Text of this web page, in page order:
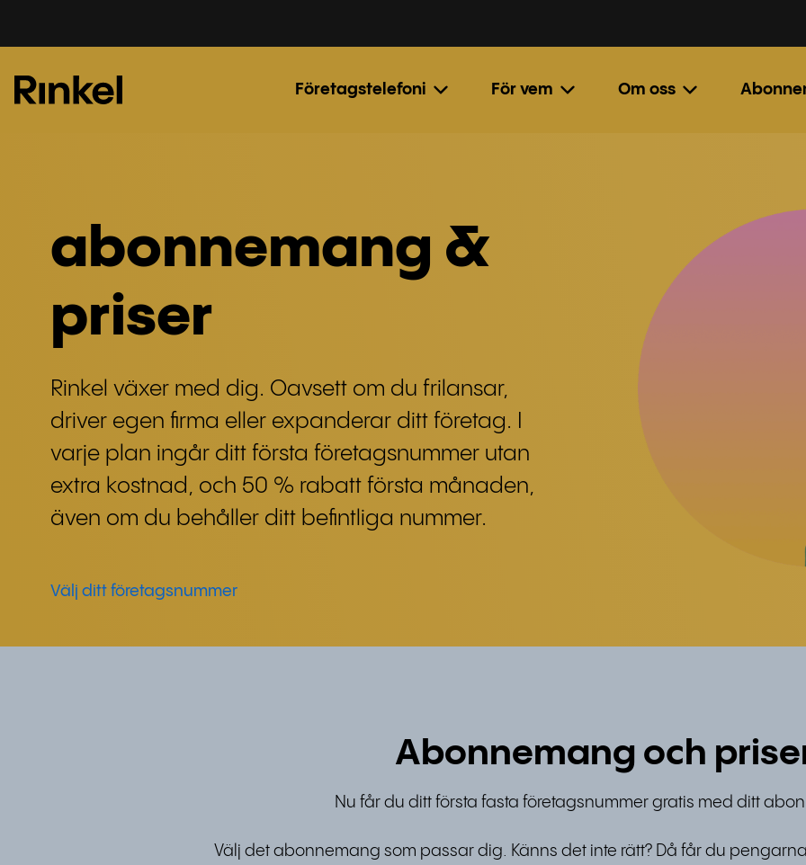
Företagstelefoni För vem Om oss
abonnemang &
priser
Rinkel växer med dig. Oavsett om du frilansar,
driver egen firma eller expanderar ditt företag. I
varje plan ingår ditt första företagsnummer utan
extra kostnad, och 50 % rabatt första månaden,
även om du behåller ditt befintliga nummer.
Välj ditt företagsnummer
Abonnemang och
Nu får du ditt första fasta företagsnummer gratis med ditt
Välj det abonnemang som passar dig. Känns det inte rätt? Då får du